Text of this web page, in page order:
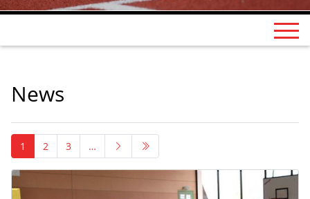
News
1 2 3 …